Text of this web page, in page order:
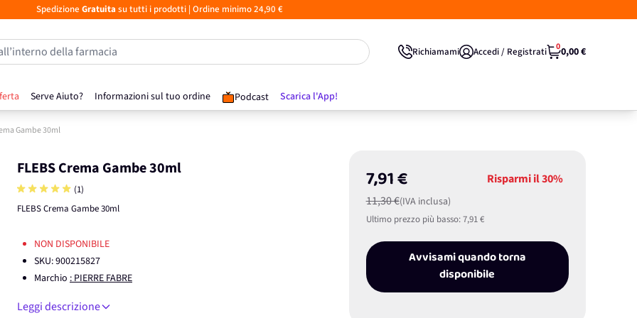
Spedizione Gratuita su tutti i prodotti| Ordine minimo 24,90 €
Serve Aiuto? Informazioni sul tuo ordine Podcast Scarica l'App!
della farmacia Richiamami Accedi / Registrati 00,00 €
Gambe 30ml
FLEBS Crema Gambe 30ml
(1)
FLEBS Crema Gambe 30ml
7,91 €
11,30 €(IVA inclusa)
Risparmi il30%
Ultimo prezzo più basso:7,91 €
Avvisami quando torna
disponibile
NON DISPONIBILE
SKU:900215827
Marchio : PIERRE FABRE
Leggi descrizione